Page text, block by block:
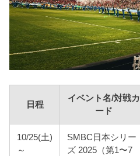
日程
イベント名/対戦カ
ード
10/25(土)
～
SMBC日本シリー
ズ 2025（第1〜7